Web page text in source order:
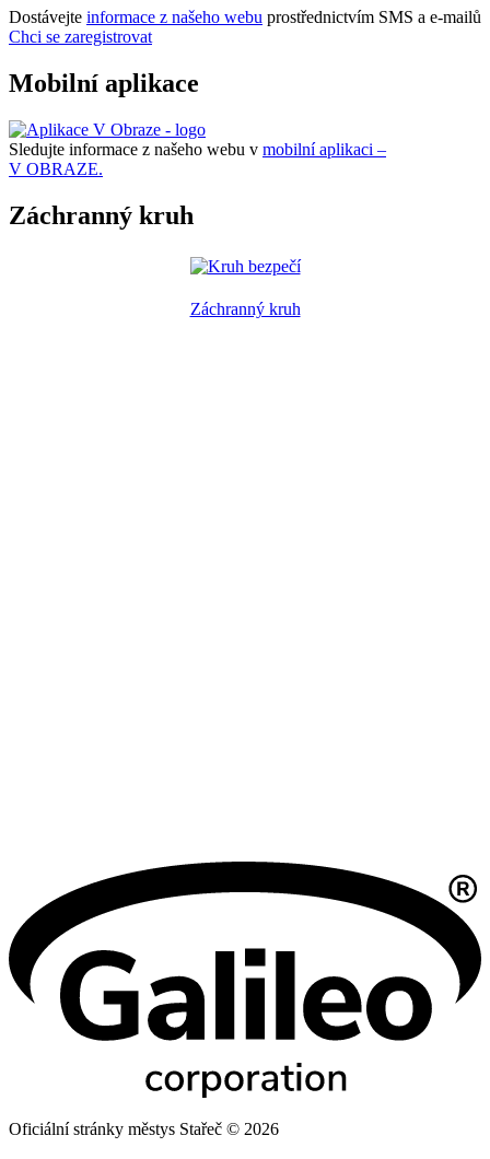
Dostávejte informace z našeho webu prostřednictvím SMS a e-mailů
Chci se zaregistrovat
Mobilní aplikace
Sledujte informace z našeho webu v mobilní aplikaci –
V OBRAZE.
Záchranný kruh
Záchranný kruh
Oficiální stránky městys Stařeč © 2026